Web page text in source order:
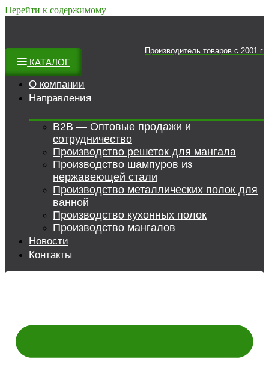
Перейти к содержимому
Производитель товаров c 2001 г.
КАТАЛОГ
О компании
Направления
B2B — Оптовые продажи и
сотрудничество
Производство решеток для мангала
Производство шампуров из
нержавеющей стали
Производство металлических полок для
ванной
Производство кухонных полок
Производство мангалов
Новости
Контакты